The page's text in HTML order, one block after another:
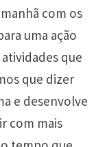
com os
uma ação
que
que dizer
e desenvolve
com mais